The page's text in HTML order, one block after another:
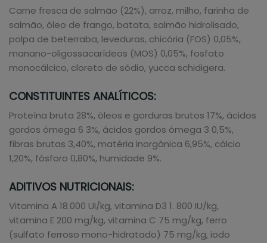
Carne fresca de salmão (22%), arroz, milho, farinha de
salmão, óleo de frango, batata, salmão hidrolisado,
polpa de beterraba, leveduras, chicória (FOS) 0,05%,
manano-oligossacarídeos (MOS) 0,05%, fosfato
monocálcico, cloreto de sódio, yucca schidigera.
CONSTITUINTES ANALÍTICOS:
Proteína bruta 28%, óleos e gorduras brutos 17%, ácidos
gordos ómega 6 3%, ácidos gordos ómega 3 0,5%,
fibras brutas 3,40%, matéria inorgânica 6,95%, cálcio
1,20%, fósforo 0,80%, humidade 9%.
ADITIVOS NUTRICIONAIS:
Vitamina A 18.000 UI/kg, vitamina D3 1. 800 IU/kg,
vitamina E 200 mg/kg, vitamina C 75 mg/kg, ferro
(sulfato ferroso mono-hidratado) 75 mg/kg, iodo